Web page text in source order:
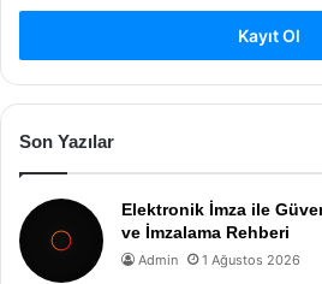
Kayıt Ol
Son Yazılar
Elektronik İmza ile
ve İmzalama Rehberi
Admin 1 Ağustos 2026